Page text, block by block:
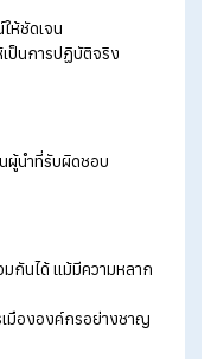
พัฒนาแบบตามกระแส ขาด
ก 3-5 ปี ในอนาคตสิ่งที่ผู้น
กับนำเสนอแนวทางการเป็น
ได้นอกเหนือจากความ